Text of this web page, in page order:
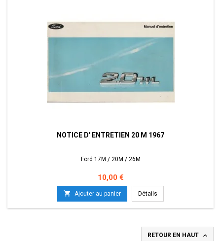
NOTICE D' ENTRETIEN 20 M 1967
Ford 17M / 20M / 26M
Prix
10,00 €
 Ajouter au panier Détails
RETOUR EN HAUT 